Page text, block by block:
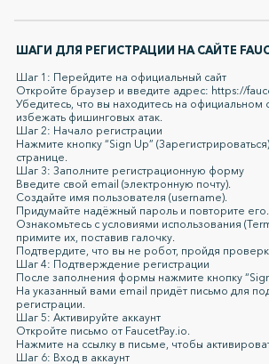
ШАГИ ДЛЯ РЕГИСТРАЦИИ НА САЙТЕ
Шаг 1: Перейдите на официальный сайт
Откройте браузер и введите адрес: https://
Убедитесь, что вы находитесь на официальном
избежать фишинговых атак.
Шаг 2: Начало регистрации
Нажмите кнопку “Sign Up”
странице.
Шаг 3: Заполните регистрационную форму
Введите свой email (электронную почту).
Создайте имя пользователя (username).
Придумайте надёжный пароль и повторите его.
Ознакомьтесь с условиями использования
примите их, поставив галочку.
Подтвердите, что вы не робот, пройдя
Шаг 4: Подтверждение регистрации
После заполнения формы нажмите кнопку
На указанный вами email придёт письмо для
регистрации.
Шаг 5: Активируйте аккаунт
Откройте письмо от FaucetPay.io.
Нажмите на ссылку в письме, чтобы
Шаг 6: Вход в аккаунт